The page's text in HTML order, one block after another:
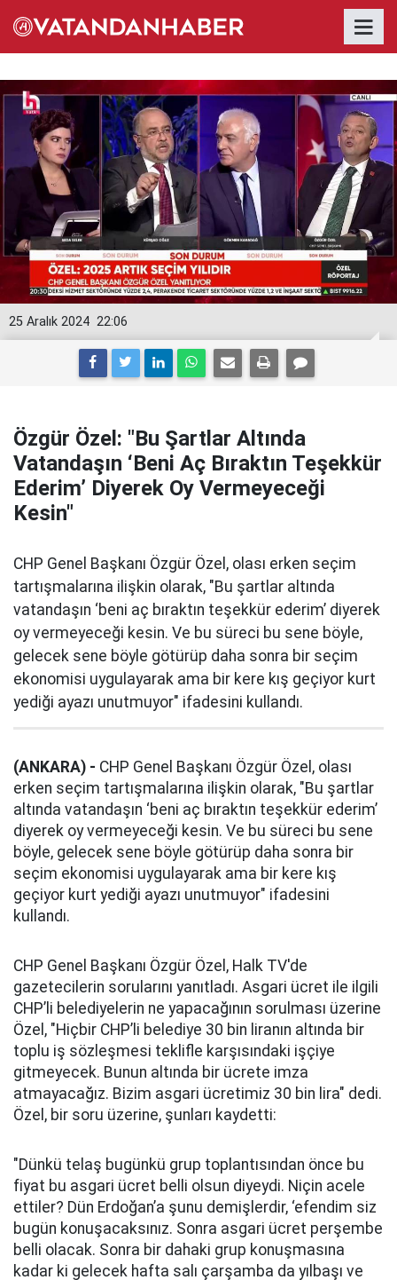
22:06
25 Aralık 2024
Özgür Özel: "Bu Şartlar Altında
Vatandaşın ‘Beni Aç Bıraktın Teşekkür
Ederim’ Diyerek Oy Vermeyeceği
Kesin"
CHP Genel Başkanı Özgür Özel, olası erken seçim
tartışmalarına ilişkin olarak, "Bu şartlar altında
vatandaşın ‘beni aç bıraktın teşekkür ederim’ diyerek
oy vermeyeceği kesin. Ve bu süreci bu sene böyle,
gelecek sene böyle götürüp daha sonra bir seçim
ekonomisi uygulayarak ama bir kere kış geçiyor kurt
yediği ayazı unutmuyor" ifadesini kullandı.
(ANKARA) - CHP Genel Başkanı Özgür Özel, olası
erken seçim tartışmalarına ilişkin olarak, "Bu şartlar
altında vatandaşın ‘beni aç bıraktın teşekkür ederim’
diyerek oy vermeyeceği kesin. Ve bu süreci bu sene
böyle, gelecek sene böyle götürüp daha sonra bir
seçim ekonomisi uygulayarak ama bir kere kış
geçiyor kurt yediği ayazı unutmuyor" ifadesini
kullandı.
CHP Genel Başkanı Özgür Özel, Halk TV'de
gazetecilerin sorularını yanıtladı. Asgari ücret ile ilgili
CHP’li belediyelerin ne yapacağının sorulması üzerine
Özel, "Hiçbir CHP’li belediye 30 bin liranın altında bir
toplu iş sözleşmesi teklifle karşısındaki işçiye
gitmeyecek. Bunun altında bir ücrete imza
atmayacağız. Bizim asgari ücretimiz 30 bin lira" dedi.
Özel, bir soru üzerine, şunları kaydetti:
"Dünkü telaş bugünkü grup toplantısından önce bu
fiyat bu asgari ücret belli olsun diyeydi. Niçin acele
ettiler? Dün Erdoğan’a şunu demişlerdir, ‘efendim siz
bugün konuşacaksınız. Sonra asgari ücret perşembe
belli olacak. Sonra bir dahaki grup konuşmasına
kadar ki gelecek hafta salı çarşamba da yılbaşı ve